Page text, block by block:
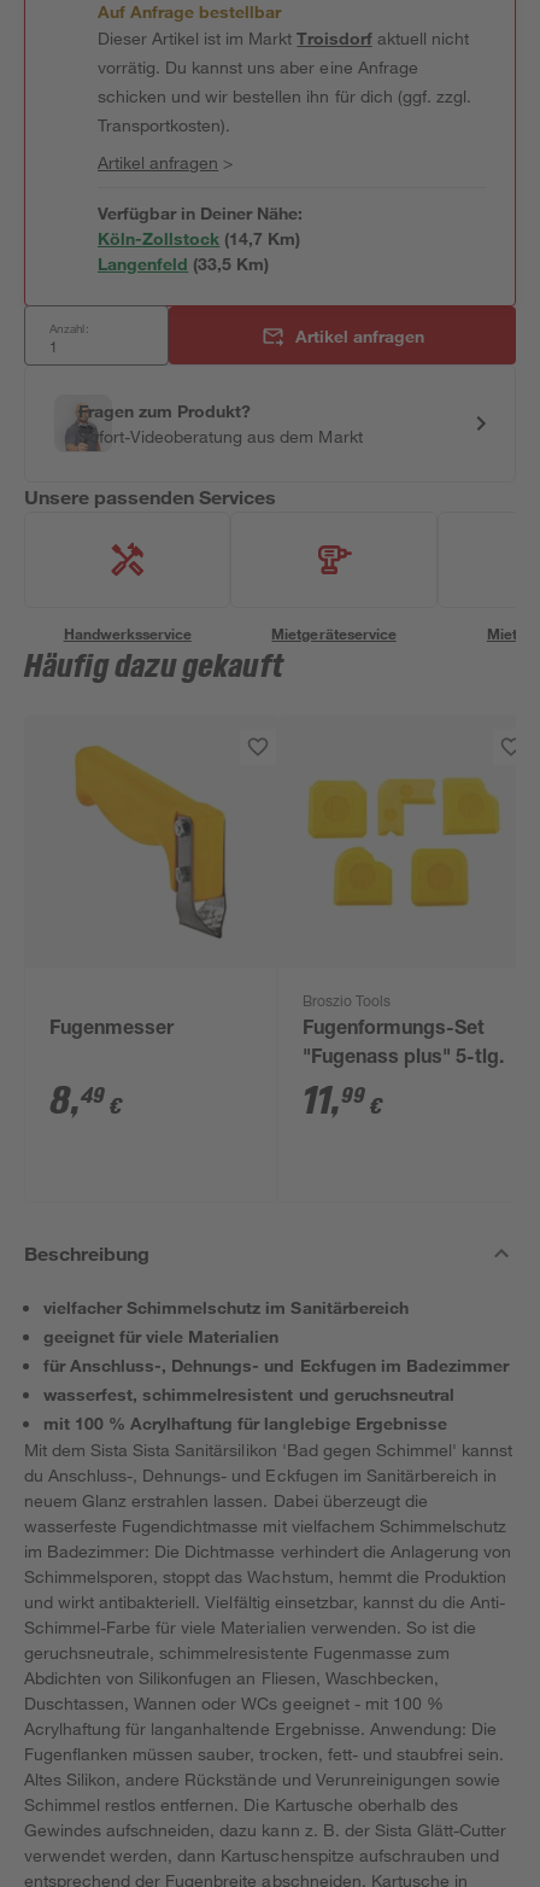
Auf Anfrage bestellbar
Dieser Artikel ist im MarktTroisdorfaktuell nicht
vorrätig. Du kannst uns aber eine Anfrage
schicken und wir bestellen ihn für dich (ggf. zzgl.
Transportkosten).
Artikel anfragen >
Verfügbar in Deiner Nähe:
Köln-Zollstock (14,7 Km)
Langenfeld (33,5 Km)
Anzahl: Artikel anfragen
Fragen zum Produkt?
Sofort-Videoberatung aus dem Markt
Unsere passenden Services
Handwerksservice Mietgeräteservice
Häufig dazu gekauft
Fugenmesser
8,49 €
Broszio Tools
Fugenformungs-Set
"Fugenass plus" 5-tlg.
11,99 €
Beschreibung
vielfacher Schimmelschutz im Sanitärbereich
geeignet für viele Materialien
für Anschluss-, Dehnungs- und Eckfugen im Badezimmer
wasserfest, schimmelresistent und geruchsneutral
mit 100 % Acrylhaftung für langlebige Ergebnisse
Mit dem Sista Sista Sanitärsilikon 'Bad gegen Schimmel' kannst
du Anschluss-, Dehnungs- und Eckfugen im Sanitärbereich in
neuem Glanz erstrahlen lassen. Dabei überzeugt die
wasserfeste Fugendichtmasse mit vielfachem Schimmelschutz
im Badezimmer: Die Dichtmasse verhindert die Anlagerung von
Schimmelsporen, stoppt das Wachstum, hemmt die Produktion
und wirkt antibakteriell. Vielfältig einsetzbar, kannst du die Anti-
Schimmel-Farbe für viele Materialien verwenden. So ist die
geruchsneutrale, schimmelresistente Fugenmasse zum
Abdichten von Silikonfugen an Fliesen, Waschbecken,
Duschtassen, Wannen oder WCs geeignet - mit 100 %
Acrylhaftung für langanhaltende Ergebnisse. Anwendung: Die
Fugenflanken müssen sauber, trocken, fett- und staubfrei sein.
Altes Silikon, andere Rückstände und Verunreinigungen sowie
Schimmel restlos entfernen. Die Kartusche oberhalb des
Gewindes aufschneiden, dazu kann z. B. der Sista Glätt-Cutter
verwendet werden, dann Kartuschenspitze aufschrauben und
entsprechend der Fugenbreite abschneiden. Kartusche in